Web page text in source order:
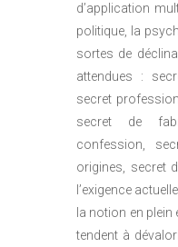
d’application
politique, la
sortes de
attendues :
secret
secret de
confession,
origines, secret
l’exigence
la notion en plein
tendent à